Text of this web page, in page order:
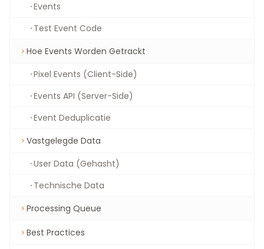
Events
Test Event Code
Hoe Events Worden Getrackt
Pixel Events (Client-Side)
Events API (Server-Side)
Event Deduplicatie
Vastgelegde Data
User Data (Gehasht)
Technische Data
Processing Queue
Best Practices